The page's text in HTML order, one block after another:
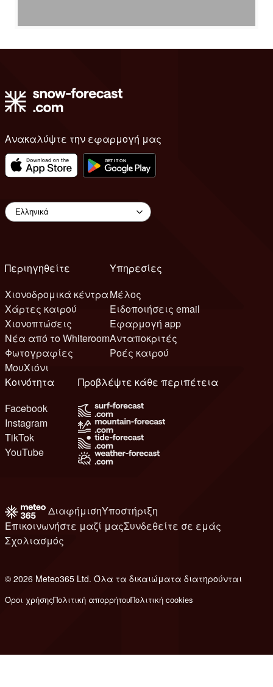
Ανακαλύψτε την εφαρμογή μας
Περιηγηθείτε
Χιονοδρομικά κέντρα
Χάρτες καιρού
Χιονοπτώσεις
Νέα από το Whiteroom
Φωτογραφίες
ΜουΧιόνι
Υπηρεσίες
Μέλος
Ειδοποιήσεις email
Εφαρμογή app
Ανταποκριτές
Ροές καιρού
Κοινότητα
Facebook
Instagram
TikTok
YouTube
Προβλέψτε κάθε περιπέτεια
ΔιαφήμισηΥποστήριξη
Επικοινωνήστε μαζί μαςΣυνδεθείτε σε εμάς
Σχολιασμός
© 2026 Meteo365 Ltd. Όλα τα δικαιώματα διατηρούνται
Όροι χρήσηςΠολιτική απορρήτουΠολιτική cookies